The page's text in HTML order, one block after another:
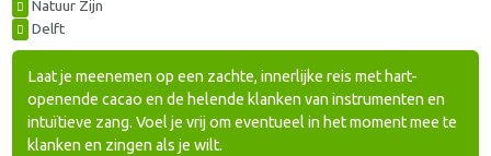
Natuur Zijn
Delft
Laat je meenemen op een zachte, innerlijke reis met hart-
openende cacao en de helende klanken van instrumenten en
intuïtieve zang. Voel je vrij om eventueel in het moment mee te
klanken en zingen als je wilt.